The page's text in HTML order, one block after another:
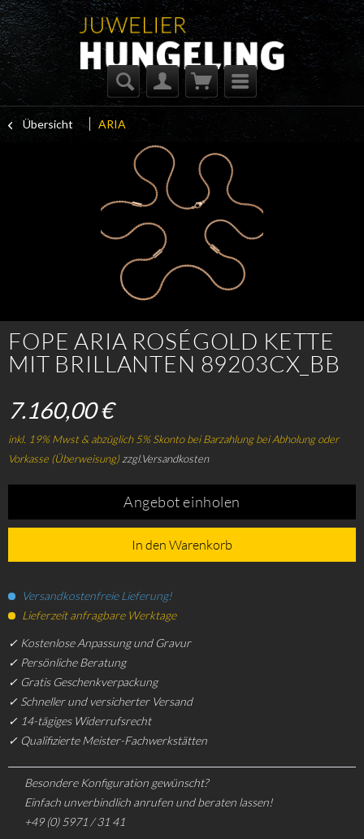
Übersicht ARIA
FOPE ARIA ROSÉGOLD KETTE
MIT BRILLANTEN 89203CX_BB
7.160,00 €
inkl. 19% Mwst & abzüglich 5% Skonto bei Barzahlung bei Abholung oder
Vorkasse (Überweisung)zzgl.Versandkosten
Angebot einholen
In den Warenkorb
Versandkostenfreie Lieferung!
Lieferzeit anfragbare Werktage
✓ Kostenlose Anpassung und Gravur
✓ Persönliche Beratung
✓ Gratis Geschenkverpackung
✓ Schneller und versicherter Versand
✓ 14-tägiges Widerrufsrecht
✓ Qualifizierte Meister-Fachwerkstätten
Besondere Konfiguration gewünscht?
Einfach unverbindlich anrufen und beraten lassen!
+49 (0) 5971 / 31 41